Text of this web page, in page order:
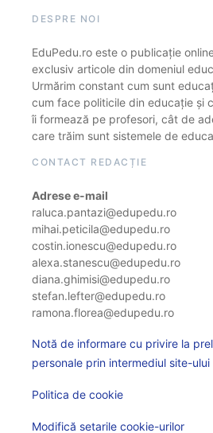
DESPRE NOI
EduPedu.ro este o publicație
exclusiv articole din domeniul
Urmărim constant cum sunt
cum face politicile din educație și
îi formează pe profesori, cât de
care trăim sunt sistemele de
CONTACT REDACȚIE
Adrese e-mail
raluca.pantazi@edupedu.ro
mihai.peticila@edupedu.ro
costin.ionescu@edupedu.ro
alexa.stanescu@edupedu.ro
diana.ghimisi@edupedu.ro
stefan.lefter@edupedu.ro
ramona.florea@edupedu.ro
Notă de informare cu privire la
personale prin intermediul site-ului
Politica de cookie
Modifică setarile cookie-urilor